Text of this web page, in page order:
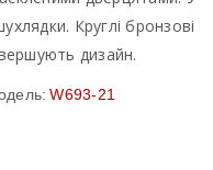
Круглі бронзові
дизайн.
W693-21